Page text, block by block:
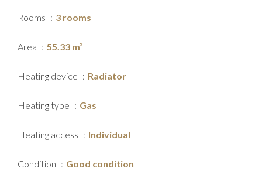
Rooms 3 rooms
Area 55.33 m²
Heating device Radiator
Heating type Gas
Heating access Individual
Condition Good condition